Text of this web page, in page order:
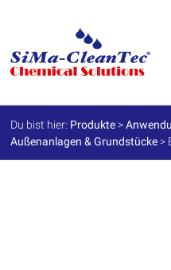
SiMa-
Cleantec
GmbH
Spezialprodukte
für
Du bist hier: Produkte >
Außenanlagen & Grundstücke >